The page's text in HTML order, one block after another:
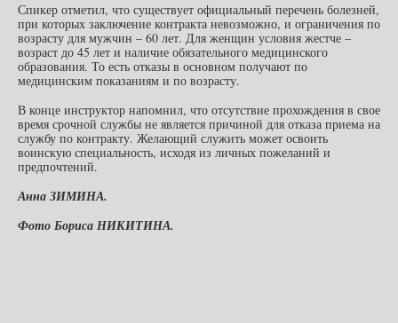
Спикер отметил, что существует официальный перечень болезней,
при которых заключение контракта невозможно, и ограничения по
возрасту для мужчин – 60 лет. Для женщин условия жестче –
возраст до 45 лет и наличие обязательного медицинского
образования. То есть отказы в основном получают по
медицинским показаниям и по возрасту.
В конце инструктор напомнил, что отсутствие прохождения в свое
время срочной службы не является причиной для отказа приема на
службу по контракту. Желающий служить может освоить
воинскую специальность, исходя из личных пожеланий и
предпочтений.
Анна ЗИМИНА.
Фото Бориса НИКИТИНА.